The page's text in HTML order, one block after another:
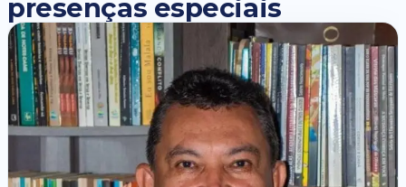
presenças especiais